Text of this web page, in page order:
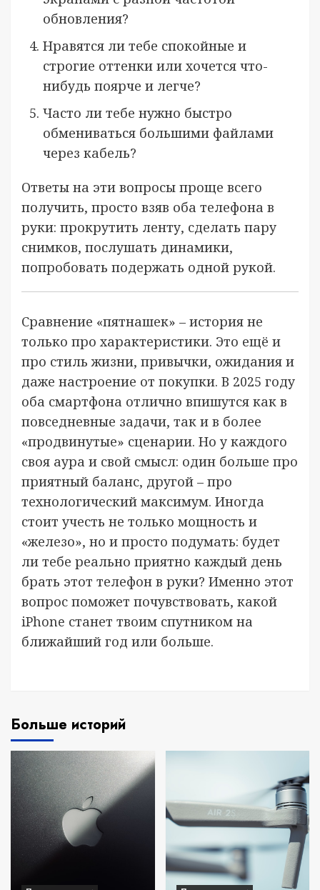
обновления?
Нравятся ли тебе спокойные и
строгие оттенки или хочется что-
нибудь поярче и легче?
Часто ли тебе нужно быстро
обмениваться большими файлами
через кабель?
Ответы на эти вопросы проще всего
получить, просто взяв оба телефона в
руки: прокрутить ленту, сделать пару
снимков, послушать динамики,
попробовать подержать одной рукой.
Сравнение «пятнашек» – история не
только про характеристики. Это ещё и
про стиль жизни, привычки, ожидания и
даже настроение от покупки. В 2025 году
оба смартфона отлично впишутся как в
повседневные задачи, так и в более
«продвинутые» сценарии. Но у каждого
своя аура и свой смысл: один больше про
приятный баланс, другой – про
технологический максимум. Иногда
стоит учесть не только мощность и
«железо», но и просто подумать: будет
ли тебе реально приятно каждый день
брать этот телефон в руки? Именно этот
вопрос поможет почувствовать, какой
iPhone станет твоим спутником на
ближайший год или больше.
Больше историй